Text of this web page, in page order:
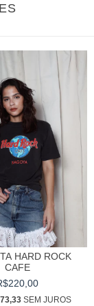
HARD ROCK
CAFE
SEM JUROS